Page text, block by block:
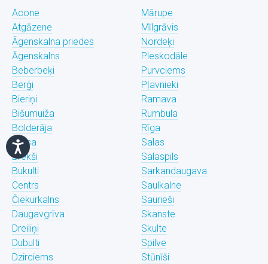
Acone
Atgāzene
Āgenskalna priedes
Āgenskalns
Beberbeķi
Berģi
Bieriņi
Bišumuiža
Bolderāja
Brasa
Brekši
Bukulti
Centrs
Čiekurkalns
Daugavgrīva
Dreiliņi
Dubulti
Dzirciems
Mārupe
Mīlgrāvis
Nordeķi
Pleskodāle
Purvciems
Pļavnieki
Ramava
Rumbula
Rīga
Salas
Salaspils
Sarkandaugava
Saulkalne
Saurieši
Skanste
Skulte
Spilve
Stūnīši